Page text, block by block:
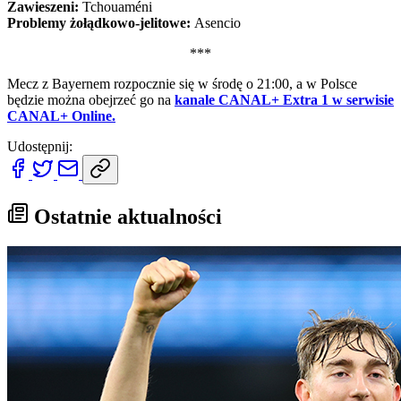
Zawieszeni: Tchouaméni
Problemy żołądkowo-jelitowe: Asencio
***
Mecz z Bayernem rozpocznie się w środę o 21:00, a w Polsce
będzie można obejrzeć go na kanale CANAL+ Extra 1 w serwisie
CANAL+ Online.
Udostępnij:
Ostatnie aktualności